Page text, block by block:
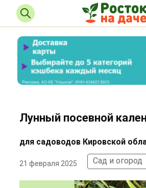
Лунный посевной
для садоводов Кировской
21 февраля 2025 Сад и огород